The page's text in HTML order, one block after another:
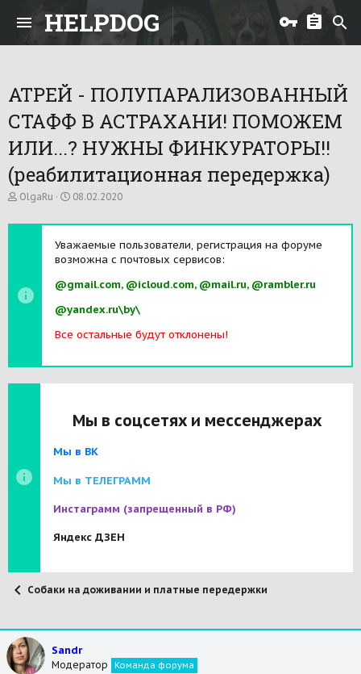
HELPDOG
АТРЕЙ - ПОЛУПАРАЛИЗОВАННЫЙ
СТАФФ В АСТРАХАНИ! ПОМОЖЕМ
ИЛИ...? НУЖНЫ ФИНКУРАТОРЫ!!
(реабилитационная передержка)
А
т
м
ы
OlgaRu
Д
т
н
а
а
а
08.02.2020
Уважаемые пользователи, регистрация на форуме
возможна с почтовых сервисов:
@gmail.com, @icloud.com, @mail.ru, @rambler.ru
@yandex.ru\by\
Все остальные будут отклонены!
Мы в соцсетях и мессенджерах
Мы в ВК
Мы в ТЕЛЕГРАММ
Инстаграмм (запрещенный в РФ)
Яндекс ДЗЕН
Собаки на доживании и платные передержки
Sandr
Модератор Команда форума